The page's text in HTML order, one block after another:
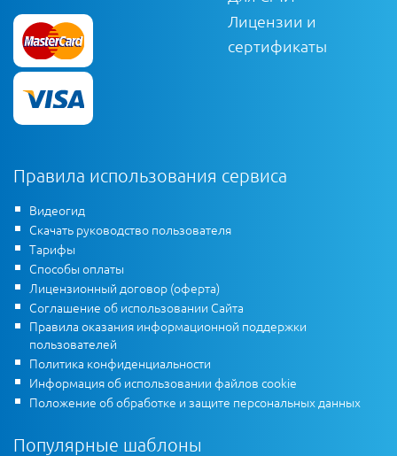
Лицензии и
сертификаты
Правила использования сервиса
Видеогид
Скачать руководство пользователя
Тарифы
Способы оплаты
Лицензионный договор (оферта)
Соглашение об использовании Сайта
Правила оказания информационной поддержки
пользователей
Политика конфиденциальности
Информация об использовании файлов cookie
Положение об обработке и защите персональных данных
Популярные шаблоны